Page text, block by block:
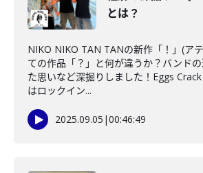
とは？
NIKO NIKO TAN TANの新作「！」(ア
ての作品「？」と何が違うか？バンド
た思いなど深掘りしました！Eggs
はロックイン...
2025.09.05 |00:46:49